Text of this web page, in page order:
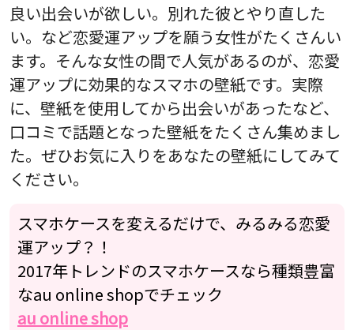
良い出会いが欲しい。別れた彼とやり直した
い。など恋愛運アップを願う女性がたくさんい
ます。そんな女性の間で人気があるのが、恋愛
運アップに効果的なスマホの壁紙です。実際
に、壁紙を使用してから出会いがあったなど、
口コミで話題となった壁紙をたくさん集めまし
た。ぜひお気に入りをあなたの壁紙にしてみて
ください。
スマホケースを変えるだけで、みるみる恋愛
運アップ？！
2017年トレンドのスマホケースなら種類豊富
なau online shopでチェック
au online shop